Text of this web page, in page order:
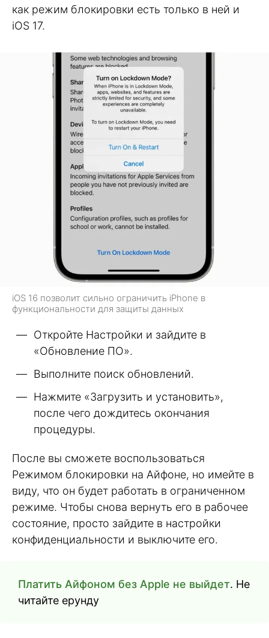
как режим блокировки есть только в ней и
iOS 17.
iOS 16 позволит сильно ограничить iPhone в
функциональности для защиты данных
Откройте Настройки и зайдите в
«Обновление ПО».
Выполните поиск обновлений.
Нажмите «Загрузить и установить»,
после чего дождитесь окончания
процедуры.
После вы сможете воспользоваться
Режимом блокировки на Айфоне, но имейте в
виду, что он будет работать в ограниченном
режиме. Чтобы снова вернуть его в рабочее
состояние, просто зайдите в настройки
конфиденциальности и выключите его.
Платить Айфоном без Apple не выйдет. Не
читайте ерунду